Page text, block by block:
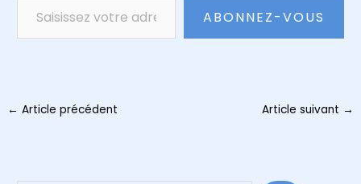
ABONNEZ-VOUS
Navigation
← Article précédent Article suivant →